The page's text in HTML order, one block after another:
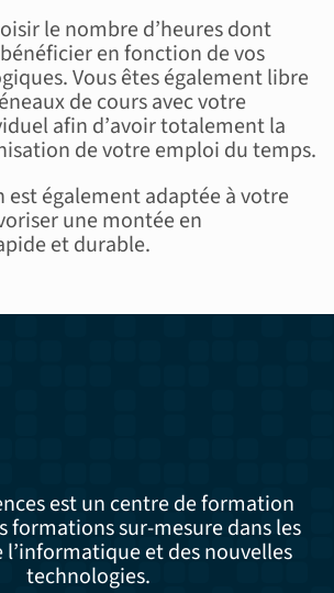
le nombre d’heures dont
ficier en fonction de vos
. Vous êtes également libre
eaux de coursavec votre
afin d’avoirtotalementla
de votre emploi dutemps.
estégalement adaptée à votre
une montée en
et durable.
est un centre de formation
formations sur-mesure dans les
l’informatique et des nouvelles
technologies.